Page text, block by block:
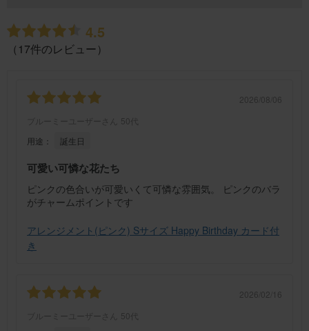
4.5
（17件のレビュー）
2026/08/06
ブルーミーユーザーさん
50代
用途：
誕生日
可愛い可憐な花たち
ピンクの色合いが可愛いくて可憐な雰囲気。 ピンクのバラ
がチャームポイントです
アレンジメント(ピンク) Sサイズ Happy Birthday カード付
き
2026/02/16
ブルーミーユーザーさん
50代